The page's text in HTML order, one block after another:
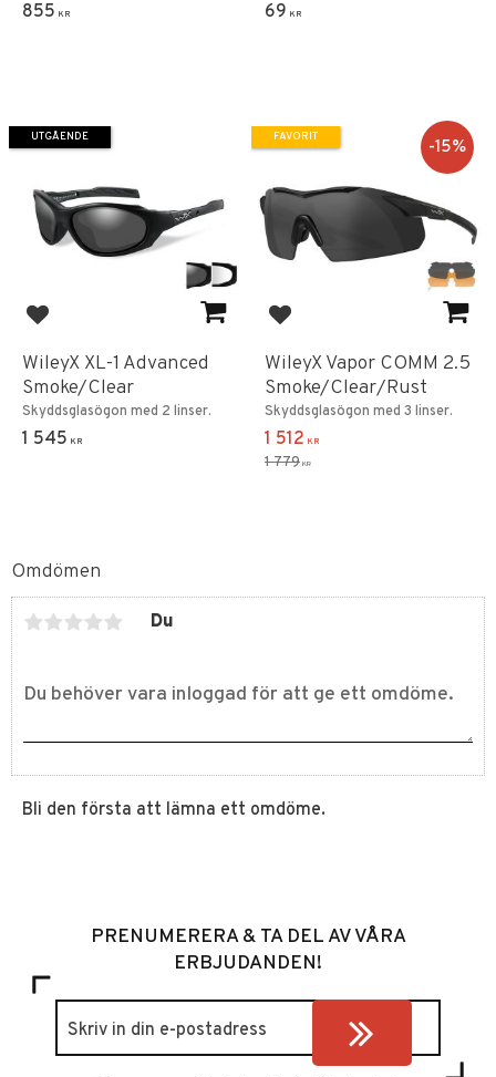
Omdömen
Du
Bli den första att lämna ett omdöme.
855 KR 69 KR
Lägg till i favoriter
WileyX XL-1 Advanced
Smoke/Clear
Skyddsglasögon med 2 linser.
1 545 KR
UTGÅENDE
Lägg till i favoriter
WileyX Vapor COMM 2.5
Smoke/Clear/Rust
Skyddsglasögon med 3 linser.
1 512 KR
1 779 KR
15%
FAVORIT
PRENUMERERA & TA DEL AV VÅRA
ERBJUDANDEN!